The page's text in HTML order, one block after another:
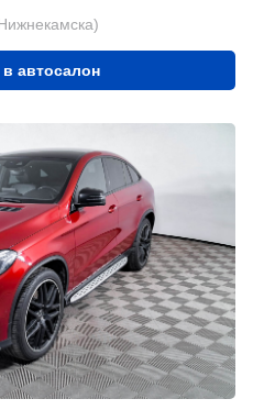
автосалон